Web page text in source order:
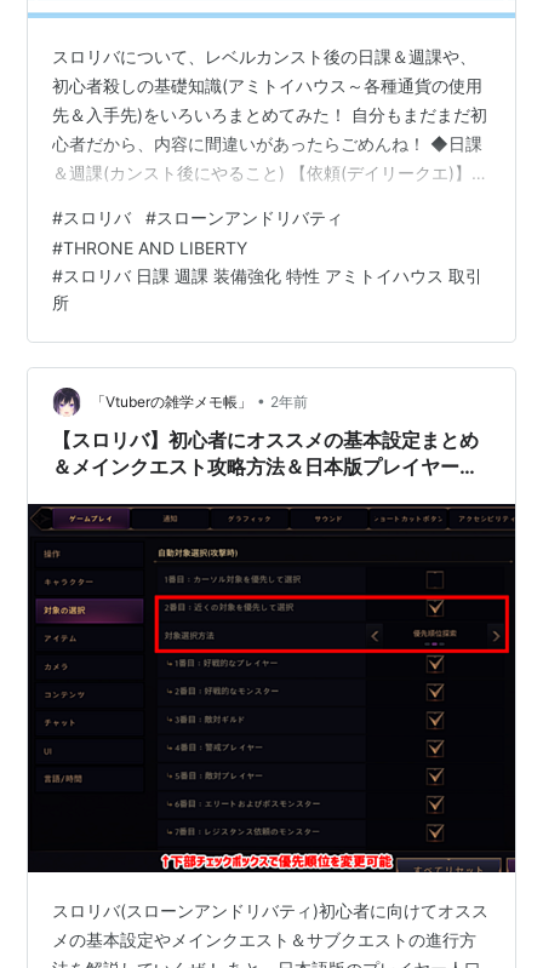
スロリバについて、レベルカンスト後の日課＆週課や、
初心者殺しの基礎知識(アミトイハウス～各種通貨の使用
先＆入手先)をいろいろまとめてみた！ 自分もまだまだ初
心者だから、内容に間違いがあったらごめんね！ ◆日課
＆週課(カンスト後にやること) 【依頼(デイリークエ)】日
ン】次元P(Ⅰ・Ⅱ)が必要 【深淵ダンジョン】深淵Pが必要
【商人からアイテムを購入】日課 【時間限定イベント】
◆特殊ダンジョン(ダイダルの塔) ◆倉庫と鞄の拡張方法
◆「オーナメントコイン」の使い方と入手方法 ◆「ギル
ドコイン」の使い方と入手方法 ◆「ギアプリント」など
#スロリバ #スローンアンドリバティ
#THRONE AND LIBERTY
#スロリバ 日課 週課 装備強化 特性 アミトイハウス 取引
所
「Vtuberの雑学メモ帳」 • 2年前
【スロリバ】初心者にオススメの基本設定まとめ
＆メインクエスト攻略方法＆日本版プレイヤー人
スロリバ(スローンアンドリバティ)初心者に向けてオスス
メの基本設定やメインクエスト＆サブクエストの進行方